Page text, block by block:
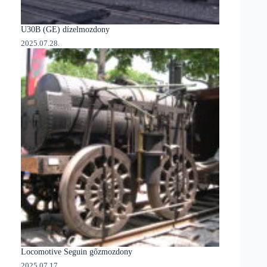
U30B (GE) dízelmozdony
2025.07.28.
Locomotive Seguin gőzmozdony